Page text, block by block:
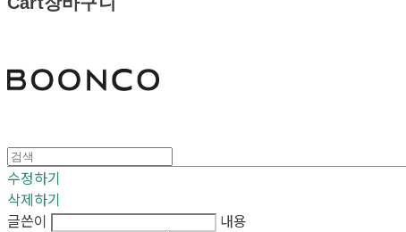
수정하기
삭제하기
글쓴이
내용